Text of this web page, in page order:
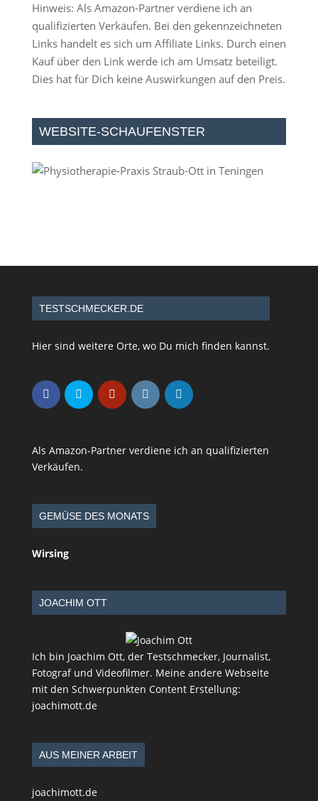
Hinweis: Als Amazon-Partner verdiene ich an
qualifizierten Verkäufen. Bei den gekennzeichneten
Links handelt es sich um Affiliate Links. Durch einen
Kauf über den Link werde ich am Umsatz beteiligt.
Dies hat für Dich keine Auswirkungen auf den Preis.
WEBSITE-SCHAUFENSTER
TESTSCHMECKER.DE
Hier sind weitere Orte, wo Du mich finden kannst.
Als Amazon-Partner verdiene ich an qualifizierten
Verkäufen.
GEMÜSE DES MONATS
Wirsing
JOACHIM OTT
Ich bin Joachim Ott, der Testschmecker, Journalist,
Fotograf und Videofilmer. Meine andere Webseite
mit den Schwerpunkten Content Erstellung:
joachimott.de
AUS MEINER ARBEIT
joachimott.de